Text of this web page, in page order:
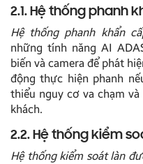
2.1. Hệ thống phanh
Hệ thống phanh khẩn
những tính năng AI
biến và camera để phát
động thực hiện phanh
thiểu nguy cơ va chạm
khách.
2.2. Hệ thống kiểm
Hệ thống kiểm soát làn